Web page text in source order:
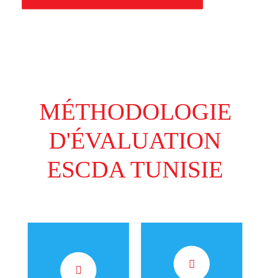
MÉTHODOLOGIE
D'ÉVALUATION
ESCDA TUNISIE
finale) Le client
mystère appelle le
service client,
finale) Le client
mystère publie un
commentaire sur la